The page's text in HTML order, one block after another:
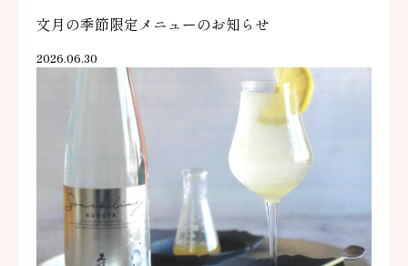
文月の季節限定メニューのお知らせ
2026.06.30